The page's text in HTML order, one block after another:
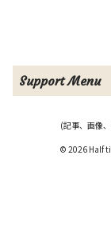
Support Menu
(記事、画像
© 2026 Half